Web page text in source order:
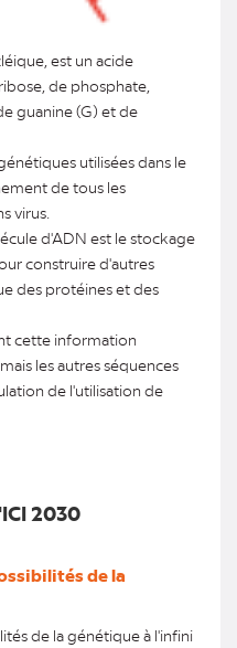
est un acide
de phosphate,
guanine (G) et de
utilisées dans le
de tous les
virus.
d'ADN est le stockage
construire d'autres
des protéines et des
cette information
les autres séquences
de l'utilisation de
2030
de la
de la génétique à l'infini